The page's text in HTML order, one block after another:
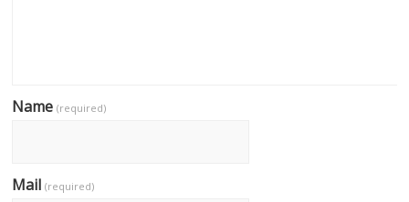
Name(required)
Mail(required)